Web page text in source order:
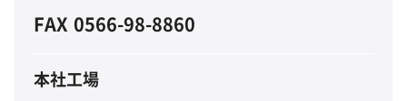
FAX 0566-98-8860
本社工場